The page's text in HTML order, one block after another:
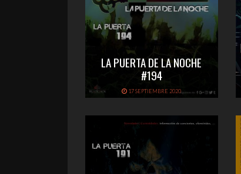
LA PUERTA DE LA NOCHE
#194
17 SEPTIEMBRE 2020